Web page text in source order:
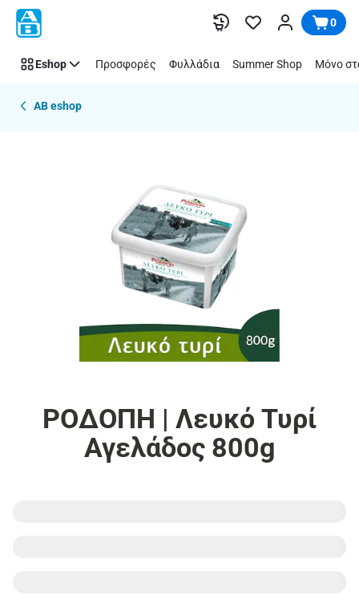
Παράλειψη 0
Eshop Προσφορές Φυλλάδια Summer Shop Μόνο
AB eshop
ΡΟΔΟΠΗ | Λευκό Τυρί
Αγελάδος 800g